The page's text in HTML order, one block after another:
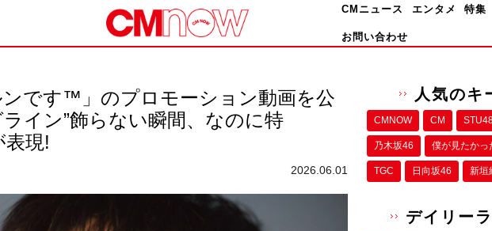
CMニュース エンタメ 特集
お問い合わせ
です™」のプロモーション動画を公
イン”飾らない瞬間、なのに特
表現!
2026.06.01
人気のキ
CMNOW CM
乃木坂46 僕が⾒たかっ
TGC 日向坂46 新垣
デイリー